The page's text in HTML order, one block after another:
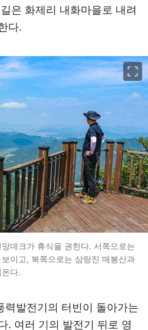
은 화제리 내화마을로 내려
다.
데크가 휴식을 권한다. 서쪽으로는
이고, 북쪽으로는 삼랑진 매봉산과
다.
력발전기의 터빈이 돌아가는
. 여러 기의 발전기 뒤로 영